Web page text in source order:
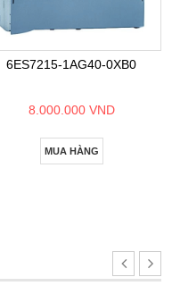
6ES7215-1AG40-0XB0
8.000.000 VND
MUA HÀNG